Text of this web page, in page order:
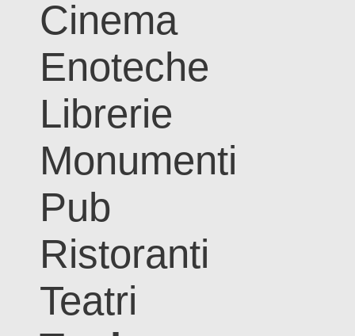
Cinema
Enoteche
Librerie
Monumenti
Pub
Ristoranti
Teatri